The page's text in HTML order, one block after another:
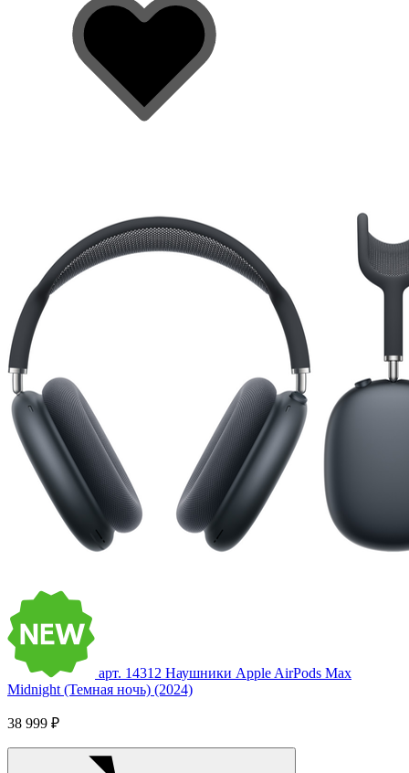
арт. 14312 Наушники Apple AirPods Max
Midnight (Темная ночь) (2024)
38 999 ₽